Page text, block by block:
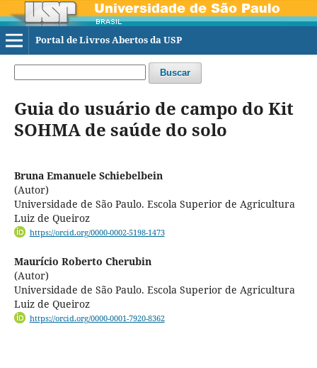
Portal de Livros Abertos da USP
Buscar
Guia do usuário de campo do Kit
SOHMA de saúde do solo
Bruna Emanuele Schiebelbein
(Autor)
Universidade de São Paulo. Escola Superior de Agricultura
Luiz de Queiroz
https://orcid.org/0000-0002-5198-1473
Maurício Roberto Cherubin
(Autor)
Universidade de São Paulo. Escola Superior de Agricultura
Luiz de Queiroz
https://orcid.org/0000-0001-7920-8362